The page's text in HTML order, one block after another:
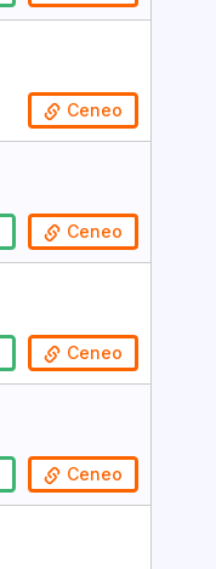
Ceneo
Ceneo
Ceneo
Ceneo